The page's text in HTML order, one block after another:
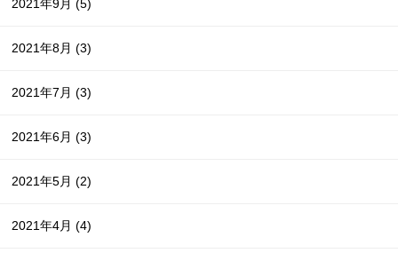
2021年9月(5)
2021年8月(3)
2021年7月(3)
2021年6月(3)
2021年5月(2)
2021年4月(4)